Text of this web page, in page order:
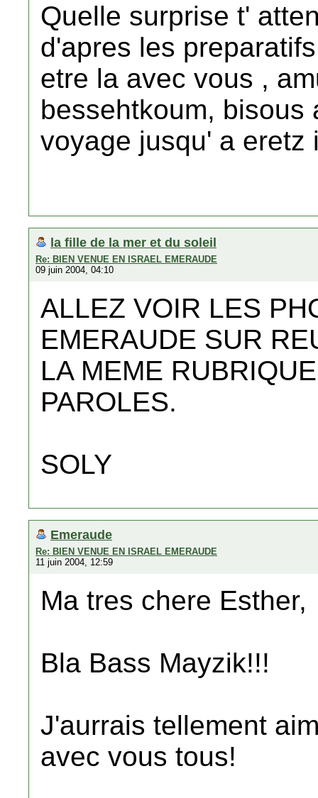
Quelle surprise t'
d'apres les
etre la avec vous ,
bessehtkoum, bisous
voyage jusqu' a eretz
la fille de la mer et du soleil
Re: BIEN VENUE EN ISRAEL EMERAUDE
09 juin 2004, 04:10
ALLEZ VOIR LES
EMERAUDE SUR
LA MEME
PAROLES.
SOLY
Emeraude
Re: BIEN VENUE EN ISRAEL EMERAUDE
11 juin 2004, 12:59
Ma tres chere Esther,
Bla Bass Mayzik!!!
J'aurrais tellement
avec vous tous!